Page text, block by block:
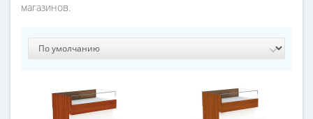
магазинов.